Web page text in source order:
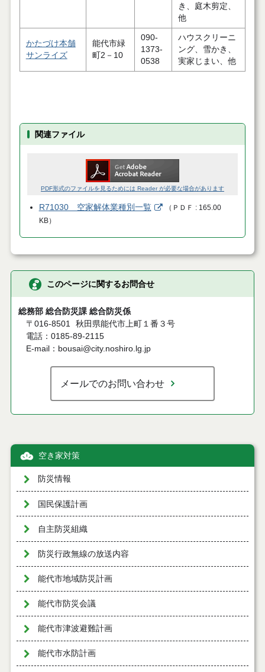
き、庭木剪定、
他
かたづけ本舗
サンライズ
能代市緑
町2－10
090-
1373-
0538
ハウスクリーニ
ング、雪かき、
実家じまい、他
関連ファイル
PDF形式のファイルを見るためには Reader が必要な場合があります
R71030 空家解体業種別一覧 （ ＰＤＦ
165.00
KB）
このページに関するお問合せ
総務部 総合防災課 総合防災係
〒016-8501
秋田県能代市上町１番３号
電話：0185-89-2115
E-mail：bousai@city.noshiro.lg.jp
メールでのお問い合わせ
空き家対策
防災情報
国民保護計画
自主防災組織
防災行政無線の放送内容
能代市地域防災計画
能代市防災会議
能代市津波避難計画
能代市水防計画